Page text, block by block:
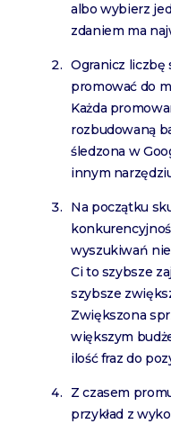
albo wybierz
zdaniem ma
Ogranicz liczbę
promować do
Każda
rozbudowaną
śledzona w
innym
Na początku
wyszukiwań
Ci to szybsze
szybsze
Zwiększona
większym
ilość fraz do
Z czasem
przykład z